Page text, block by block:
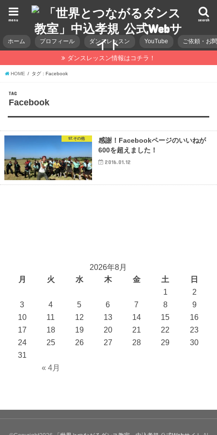
search
menu
ホーム プロフィール ダンスレッスン YouTube ご依頼・お
ダンスレッスン情報はコチラ！
HOME タグ : Facebook
TAG
Facebook
97.その他
感謝！Facebookページのいいねが
600を超えました！
2016.01.12
2026年8月
月
火 水 木 金 土 日
« 4月
1
2
3
4 5 6 7 8
9
10
11 12 13 14 15
16
17
18 19 20 21 22
23
24
25 26 27 28 29
30
31